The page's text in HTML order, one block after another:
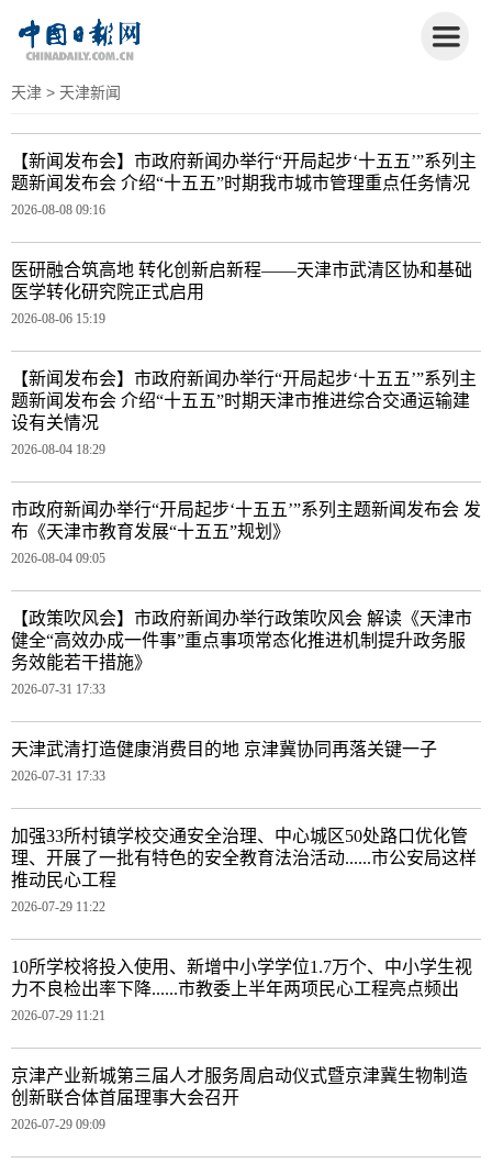
天津 > 天津新闻
【新闻发布会】市政府新闻办举行“开局起步‘十五五’”系列主
题新闻发布会 介绍“十五五”时期我市城市管理重点任务情况
2026-08-08 09:16
医研融合筑高地 转化创新启新程——天津市武清区协和基础
医学转化研究院正式启用
2026-08-06 15:19
【新闻发布会】市政府新闻办举行“开局起步‘十五五’”系列主
题新闻发布会 介绍“十五五”时期天津市推进综合交通运输建
设有关情况
2026-08-04 18:29
市政府新闻办举行“开局起步‘十五五’”系列主题新闻发布会 发
布《天津市教育发展“十五五”规划》
2026-08-04 09:05
【政策吹风会】市政府新闻办举行政策吹风会 解读《天津市
健全“高效办成一件事”重点事项常态化推进机制提升政务服
务效能若干措施》
2026-07-31 17:33
天津武清打造健康消费目的地 京津冀协同再落关键一子
2026-07-31 17:33
加强33所村镇学校交通安全治理、中心城区50处路口优化管
理、开展了一批有特色的安全教育法治活动......市公安局这样
推动民心工程
2026-07-29 11:22
10所学校将投入使用、新增中小学学位1.7万个、中小学生视
力不良检出率下降......市教委上半年两项民心工程亮点频出
2026-07-29 11:21
京津产业新城第三届人才服务周启动仪式暨京津冀生物制造
创新联合体首届理事大会召开
2026-07-29 09:09